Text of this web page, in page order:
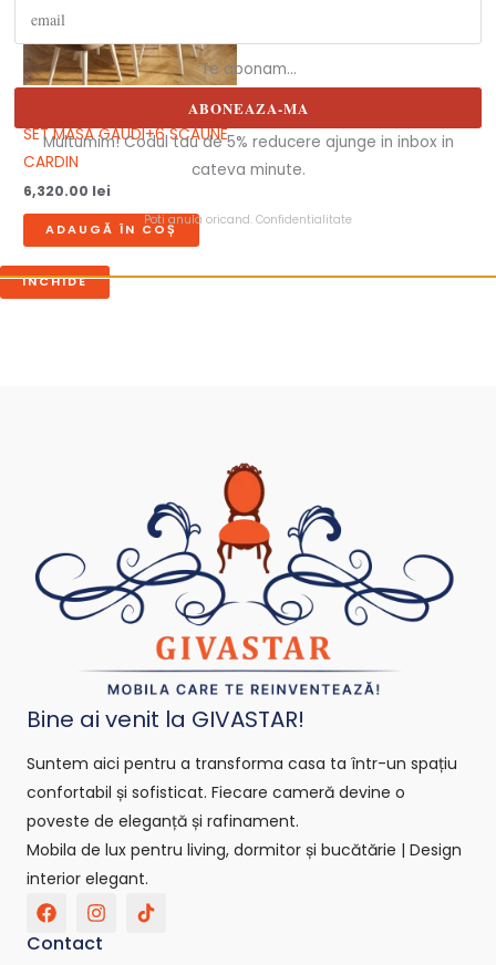
SET MASA GAUDI+6 SCAUNE
CARDIN
6,320.00 lei
ADAUGĂ ÎN COȘ
Bine ai venit la GIVASTAR!
Suntem aici pentru a transforma casa ta într-un spațiu
confortabil și sofisticat. Fiecare cameră devine o
poveste de eleganță și rafinament.
Mobila de lux pentru living, dormitor și bucătărie | Design
interior elegant.
F
a
c
I
n
s
T
i
Contact
Te abonam...
ABONEAZA-MA
Multumim! Codul tau de 5% reducere ajunge in inbox in
cateva minute.
Poti anula oricand. Confidentialitate
INCHIDE